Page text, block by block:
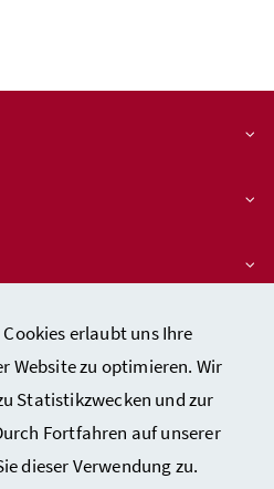
erlaubt uns Ihre
Website zu optimieren. Wir
Statistikzwecken und zur
Fortfahren auf unserer
dieser Verwendung zu.